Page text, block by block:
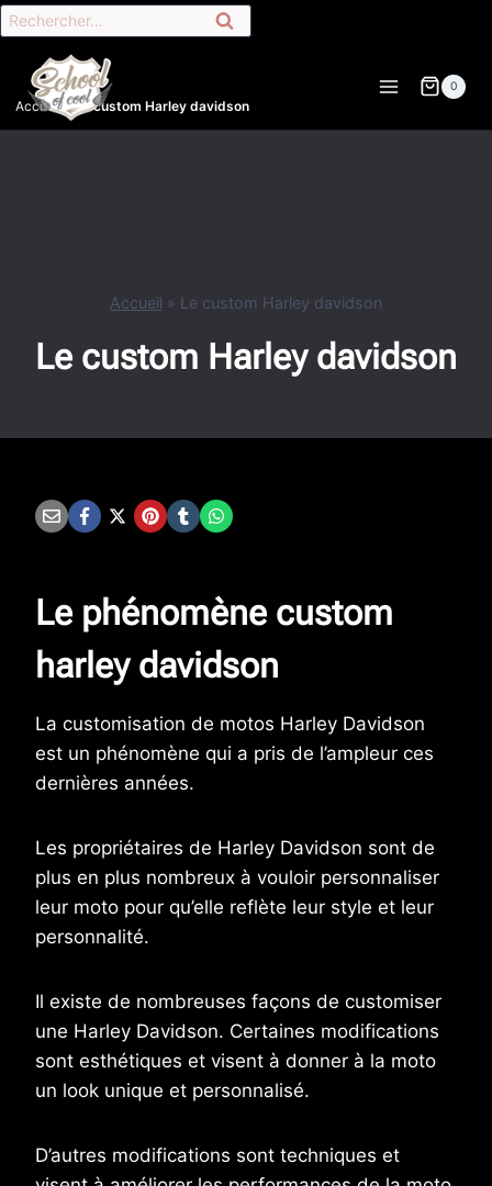
Aller
au
contenu
Rechercher :
0
Accueil»Le custom Harley davidson
Accueil » Le custom Harley davidson
Le custom Harley davidson
Le phénomène custom
harley davidson
La customisation de motos Harley Davidson
est un phénomène qui a pris de l’ampleur ces
dernières années.
Les propriétaires de Harley Davidson sont de
plus en plus nombreux à vouloir personnaliser
leur moto pour qu’elle reflète leur style et leur
personnalité.
Il existe de nombreuses façons de customiser
une Harley Davidson. Certaines modifications
sont esthétiques et visent à donner à la moto
un look unique et personnalisé.
D’autres modifications sont techniques et